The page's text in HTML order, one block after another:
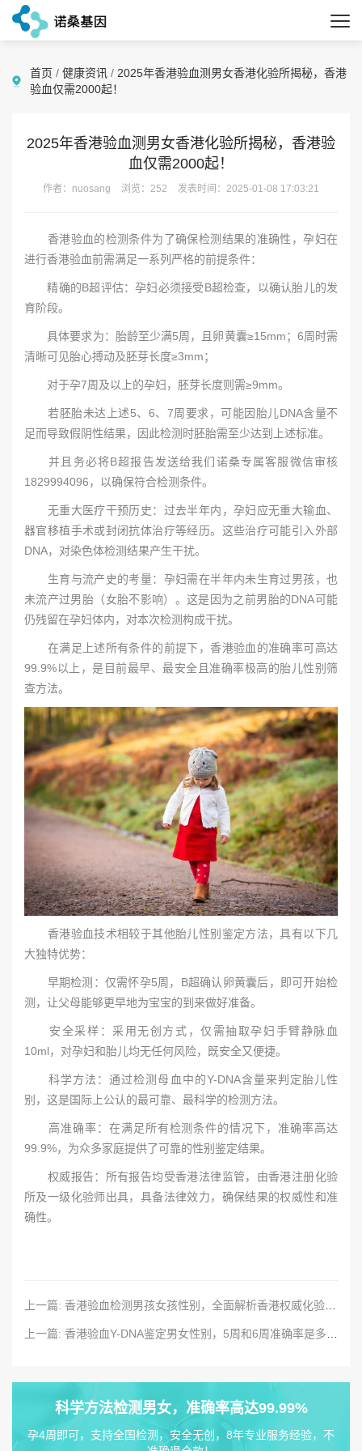
首页 / 健康资讯 / 2025年香港验血测男女香港化验所揭秘，香港
验血仅需2000起！
2025年香港验血测男女香港化验所揭秘，香港验
血仅需2000起！
作者：nuosang 浏览：252 发表时间：2025-01-08 17:03:21
香港验血的检测条件为了确保检测结果的准确性，孕妇在
进行香港验血前需满足一系列严格的前提条件：
精确的B超评估：孕妇必须接受B超检查，以确认胎儿的发
育阶段。
具体要求为：胎龄至少满5周，且卵黄囊≥15mm；6周时需
清晰可见胎心搏动及胚芽长度≥3mm；
对于孕7周及以上的孕妇，胚芽长度则需≥9mm。
若胚胎未达上述5、6、7周要求，可能因胎儿DNA含量不
足而导致假阴性结果，因此检测时胚胎需至少达到上述标准。
并且务必将B超报告发送给我们诺桑专属客服微信审核
1829994096，以确保符合检测条件。
无重大医疗干预历史：过去半年内，孕妇应无重大输血、
器官移植手术或封闭抗体治疗等经历。这些治疗可能引入外部
DNA，对染色体检测结果产生干扰。
生育与流产史的考量：孕妇需在半年内未生育过男孩，也
未流产过男胎（女胎不影响）。这是因为之前男胎的DNA可能
仍残留在孕妇体内，对本次检测构成干扰。
在满足上述所有条件的前提下，香港验血的准确率可高达
99.9%以上，是目前最早、最安全且准确率极高的胎儿性别筛
查方法。
香港验血技术相较于其他胎儿性别鉴定方法，具有以下几
大独特优势：
早期检测：仅需怀孕5周，B超确认卵黄囊后，即可开始检
测，让父母能够更早地为宝宝的到来做好准备。
安全采样：采用无创方式，仅需抽取孕妇手臂静脉血
10ml，对孕妇和胎儿均无任何风险，既安全又便捷。
科学方法：通过检测母血中的Y-DNA含量来判定胎儿性
别，这是国际上公认的最可靠、最科学的检测方法。
高准确率：在满足所有检测条件的情况下，准确率高达
99.9%，为众多家庭提供了可靠的性别鉴定结果。
权威报告：所有报告均受香港法律监管，由香港注册化验
所及一级化验师出具，具备法律效力，确保结果的权威性和准
确性。
上一篇: 香港验血检测男孩女孩性别，全面解析香港权威化验所相关信息服务介绍
上一篇: 香港验血Y-DNA鉴定男女性别，5周和6周准确率是多少？
科学方法检测男女，准确率高达99.99%
孕4周即可，支持全国检测，安全无创，8年专业服务经验，不